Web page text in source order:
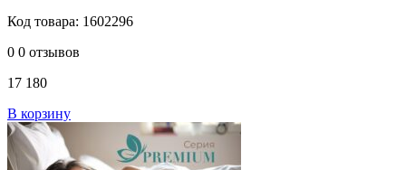
Код товара: 1602296
0 0 отзывов
17 180
В корзину